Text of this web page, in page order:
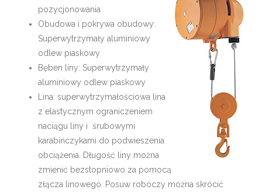
pozycjonowania
Obudowa i pokrywa obudowy:
Superwytrzymały aluminiowy
odlew piaskowy
Bęben liny: Superwytrzymały
aluminiowy odlew piaskowy
Lina: superwytrzymałościowa lina
z elastycznym ograniczeniem
naciągu liny i śrubowymi
karabińczykami do podwieszenia
obciążenia. Długość liny można
zmienić bezstopniowo za pomocą
złącza linowego. Posuw roboczy można skrócić